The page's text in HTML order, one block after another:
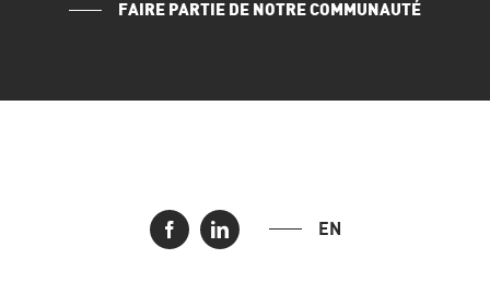
FAIRE PARTIE DE NOTRE COMMUNAUTÉ
EN